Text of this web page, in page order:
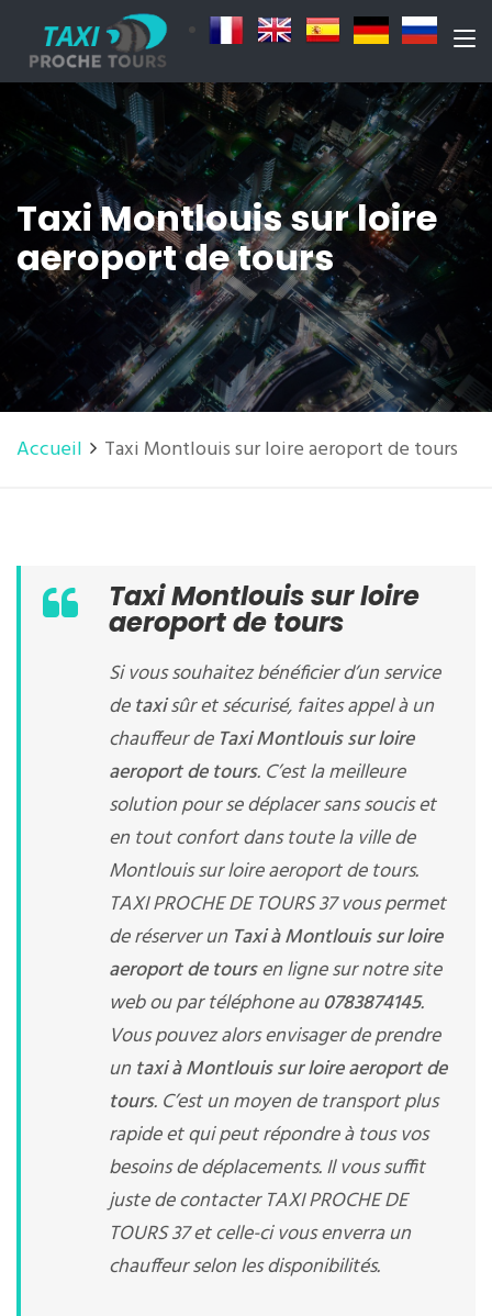
Taxi Montlouis sur loire
aeroport de tours
Accueil Taxi Montlouis sur loire aeroport de tours
Taxi Montlouis sur loire
aeroport de tours
Si vous souhaitez bénéficier d’un service
detaxisûr et sécurisé, faites appel à un
chauffeur de Taxi Montlouis sur loire
aeroport de tours. C’est la meilleure
solution pour se déplacer sans soucis et
en tout confort dans toute la ville de
Montlouis sur loire aeroport de tours.
TAXI PROCHE DE TOURS 37 vous permet
de réserver un Taxi à Montlouis sur loire
aeroport de toursen ligne sur notre site
web ou par téléphone au0783874145.
Vous pouvez alors envisager de prendre
un taxi à Montlouis sur loire aeroport de
tours. C’est un moyen de transport plus
rapide et qui peut répondre à tous vos
besoins de déplacements. Il vous suffit
juste de contacter TAXI PROCHE DE
TOURS 37 et celle-ci vous enverra un
chauffeur selon les disponibilités.